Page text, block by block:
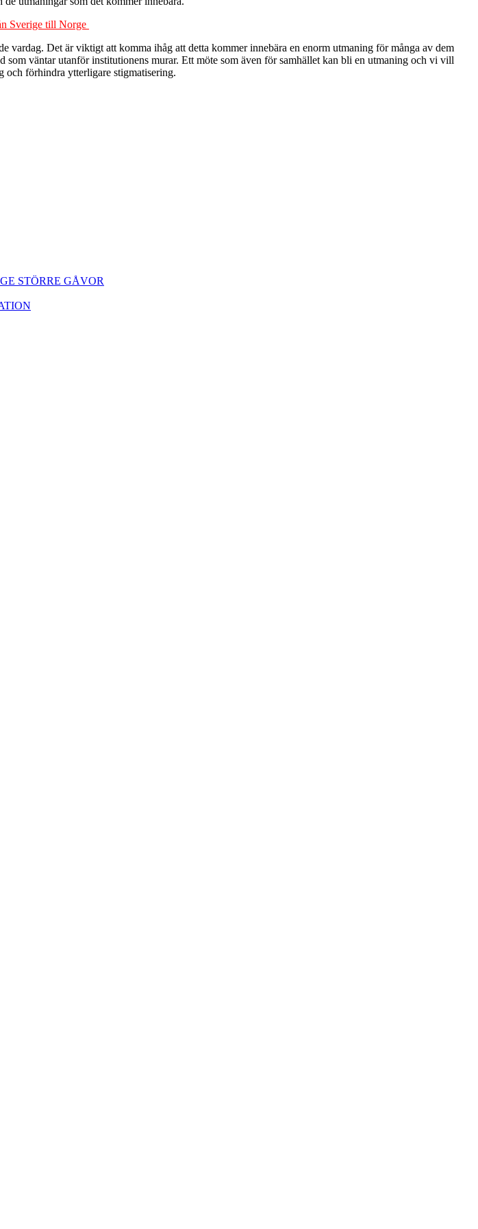
Sverige till Norge
vardag. Det är viktigt att komma ihåg att detta kommer innebära en enorm utmaning för många av dem
som väntar utanför institutionens murar. Ett möte som även för samhället kan bli en utmaning och vi vill
och förhindra ytterligare stigmatisering.
STÖRRE GÅVOR